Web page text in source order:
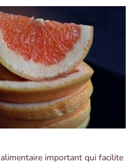
important qui facilite